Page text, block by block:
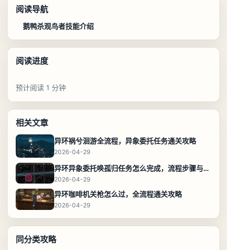
阅读导航
鹅鸭杀观鸟者技能介绍
阅读进度
预计阅读 1 分钟
相关文章
异环祸兮洄游全流程，异象委托任务通关攻略
2026-04-29
异环异象委托唤孤归任务怎么完成，流程步骤与位置攻略
2026-04-29
异环咖啡机关枪怎么过，全流程通关攻略
2026-04-29
同分类攻略